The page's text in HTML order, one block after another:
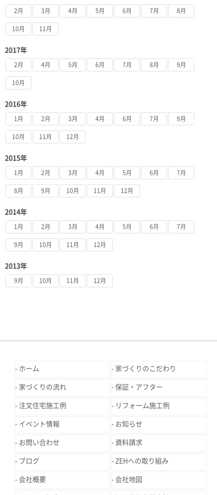
2月 3月 4月 5月 6月 7月 8月
10月 11月
2017年
2月 4月 5月 6月 7月 8月 9月
10月
2016年
1月 2月 3月 4月 6月 7月 9月
10月 11月 12月
2015年
1月 2月 3月 4月 5月 6月 7月
8月 9月 10月 11月 12月
2014年
1月 2月 3月 4月 5月 6月 7月
9月 10月 11月 12月
2013年
9月 10月 11月 12月
ホーム 家づくりのこだわり
家づくりの流れ 保証・アフター
注文住宅施工例 リフォーム施工例
イベント情報 お知らせ
お問い合わせ 資料請求
ブログ ZEHへの取り組み
会社概要 会社地図